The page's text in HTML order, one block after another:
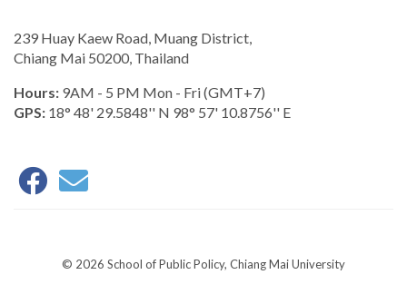
239 Huay Kaew Road, Muang District,
Chiang Mai 50200, Thailand
Hours: 9AM - 5 PM Mon - Fri (GMT+7)
GPS: 18° 48' 29.5848'' N 98° 57' 10.8756'' E
© 2026 School of Public Policy, Chiang Mai University